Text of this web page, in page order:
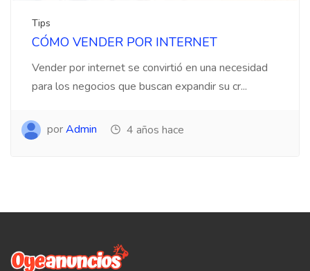
Tips
CÓMO VENDER POR INTERNET
Vender por internet se convirtió en una necesidad
para los negocios que buscan expandir su cr...
porAdmin 4 años hace